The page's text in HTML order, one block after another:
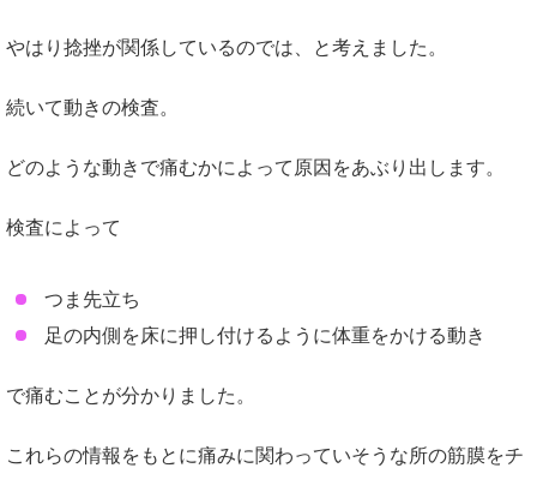
やはり捻挫が関係しているのでは、と考えました。
続いて動きの検査。
どのような動きで痛むかによって原因をあぶり出します。
検査によって
つま先立ち
足の内側を床に押し付けるように体重をかける動き
で痛むことが分かりました。
これらの情報をもとに痛みに関わっていそうな所の筋膜をチ